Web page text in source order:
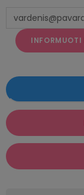
INFORMUOTI